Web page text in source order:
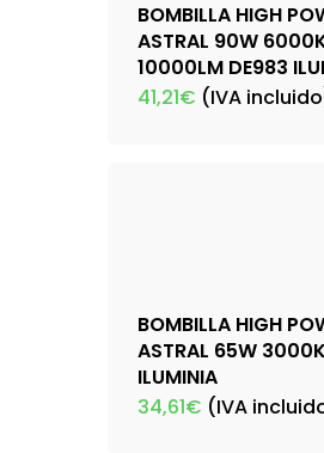
BOMBILLA HIGH
ASTRAL 90W
10000LM DE983
41,21€ (IVA
BOMBILLA HIGH
ASTRAL 65W
ILUMINIA
34,61€ (IVA